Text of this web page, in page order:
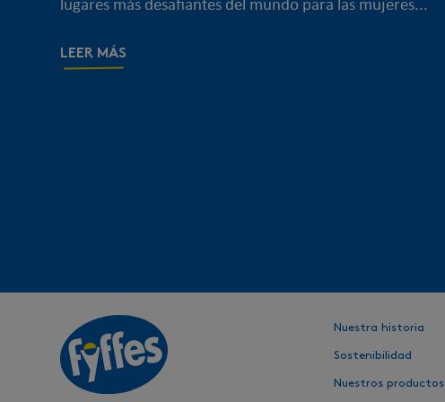
lugares más desafiantes del mundo para las mujeres...
LEER MÁS
Nuestra historia
Sostenibilidad
Nuestros productos